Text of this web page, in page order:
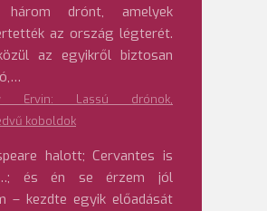
drónt, amelyek
az ország légterét.
az egyikről biztosan
Ervin: Lassú drónok,
koboldok
halott; Cervantes is
és én se érzem jól
– kezdte egyik előadását